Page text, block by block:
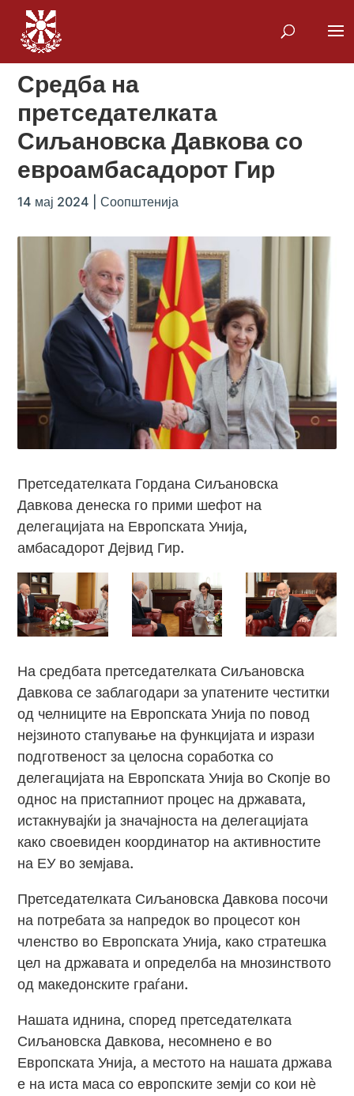
Средба на
претседателката
Сиљановска Давкова со
евроамбасадорот Гир
14 мај 2024 |Соопштенија
Претседателката Гордана Сиљановска
Давкова денеска го прими шефот на
делегацијата на Европската Унија,
амбасадорот Дејвид Гир.
На средбата претседателката Сиљановска
Давкова се заблагодари за упатените честитки
од челниците на Европската Унија по повод
нејзиното стапување на функцијата и изрази
подготвеност за целосна соработка со
делегацијата на Европската Унија во Скопје во
однос на пристапниот процес на државата,
истакнувајќи ја значајноста на делегацијата
како своевиден координатор на активностите
на ЕУ во земјава.
Претседателката Сиљановска Давкова посочи
на потребата за напредок во процесот кон
членство во Европската Унија, како стратешка
цел на државата и определба на мнозинството
од македонските граѓани.
Нашата иднина, според претседателката
Сиљановска Давкова, несомнено е во
Европската Унија, а местото на нашата држава
е на иста маса со европските земји со кои нѐ